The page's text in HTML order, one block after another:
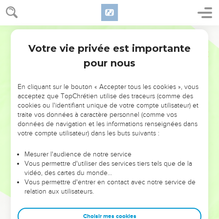
NE MANQUEZ PAS L’ÉVÉNEMENT
DE L’ANNÉE !
ET SI LEURS ERREURS POUVAIENT VOUS ÉVITER LES
VOTRES ?
leur foi ou leur vision. Mais on voit moins les doutes, les erreurs
et les saisons difficiles qu'ils ont traversés, alors même que ce
sont elles qui les ont façonnés.
Dans cette conférence, leaders, entrepreneurs, et responsables
clés pour avancer avec plus de sagesse afin que leurs erreurs
Votre vie privée est importante
pour nous
En cliquant sur le bouton « Accepter tous les cookies », vous
acceptez que TopChrétien utilise des traceurs (comme des
cookies ou l'identifiant unique de votre compte utilisateur) et
traite vos données à caractère personnel (comme vos
données de navigation et les informations renseignées dans
votre compte utilisateur) dans les buts suivants :
Mesurer l'audience de notre service
Vous permettre d'utiliser des services tiers tels que de la
vidéo, des cartes du monde…
Vous permettre d'entrer en contact avec notre service de
relation aux utilisateurs.
Choisir mes cookies